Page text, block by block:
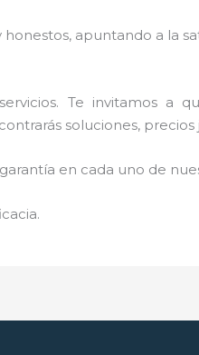
apuntando a la
Te invitamos a
soluciones,
en cada uno de